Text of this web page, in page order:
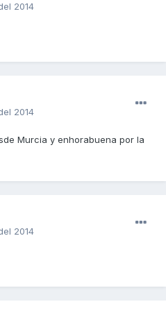
2014
2014
Murcia y enhorabuena por la
2014